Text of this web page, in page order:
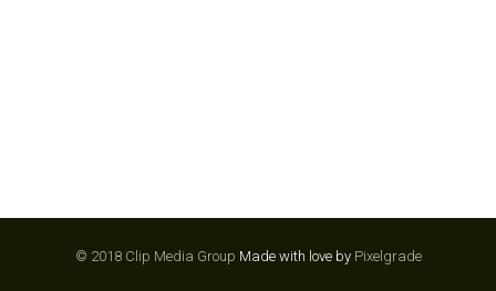
© 2018 Clip Media Group Made with love by Pixelgrade